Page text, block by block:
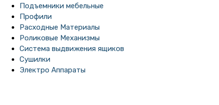
Подъемники мебельные
Профили
Расходные Материалы
Роликовые Механизмы
Система выдвижения ящиков
Сушилки
Электро Аппараты